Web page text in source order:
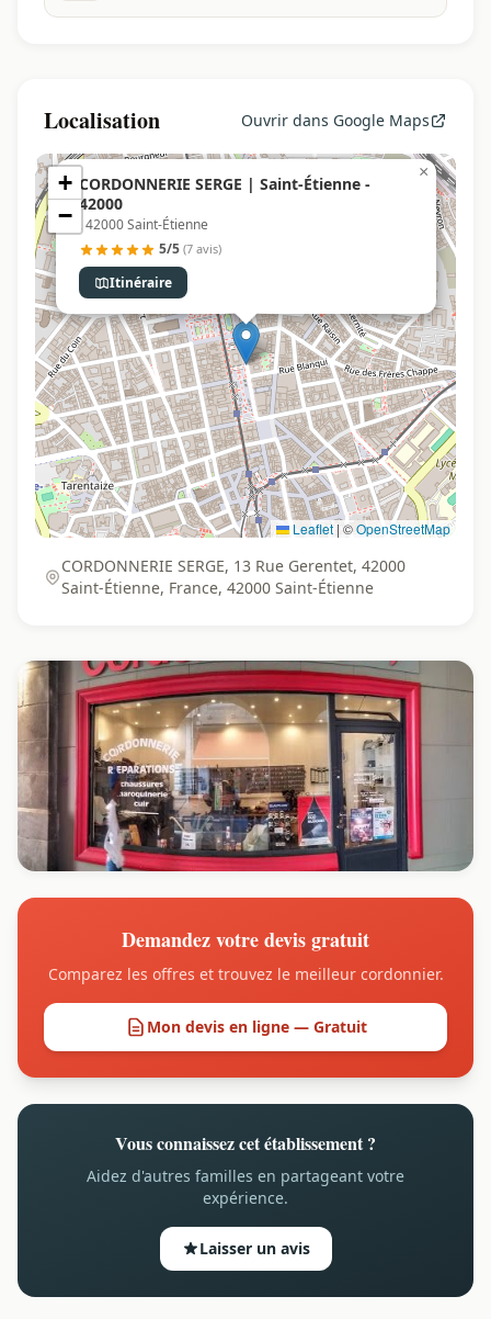
Localisation Ouvrir dans Google Maps
CORDONNERIE SERGE | Saint-Étienne -
42000
, 42000 Saint-Étienne
5/5 (7 avis)
Itinéraire
×
+
−
Leaflet | ©OpenStreetMap
CORDONNERIE SERGE, 13 Rue Gerentet, 42000
Saint-Étienne, France, 42000 Saint-Étienne
Demandez votre devis gratuit
Comparez les offres et trouvez le meilleur cordonnier.
Mon devis en ligne — Gratuit
Vous connaissez cet établissement ?
Aidez d'autres familles en partageant votre
expérience.
Laisser un avis